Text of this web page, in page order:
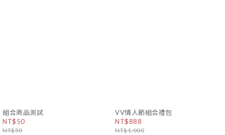
組合商品測試
NT$50
NT$50
VV情人節組合禮包
NT$888
NT$1,000